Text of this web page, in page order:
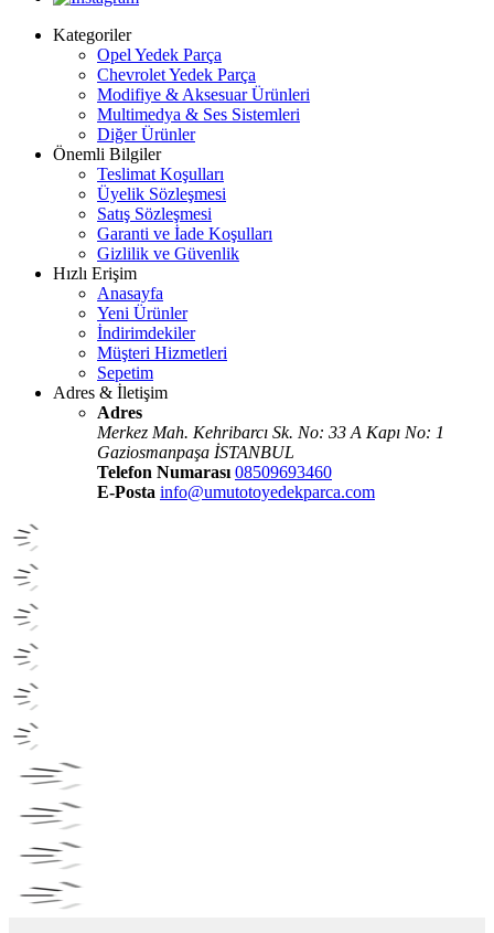
Kategoriler
Opel Yedek Parça
Chevrolet Yedek Parça
Modifiye & Aksesuar Ürünleri
Multimedya & Ses Sistemleri
Diğer Ürünler
Önemli Bilgiler
Teslimat Koşulları
Üyelik Sözleşmesi
Satış Sözleşmesi
Garanti ve İade Koşulları
Gizlilik ve Güvenlik
Hızlı Erişim
Anasayfa
Yeni Ürünler
İndirimdekiler
Müşteri Hizmetleri
Sepetim
Adres & İletişim
Adres
Merkez Mah. Kehribarcı Sk. No: 33 A Kapı No: 1
Gaziosmanpaşa İSTANBUL
Telefon Numarası 08509693460
E-Posta info@umutotoyedekparca.com